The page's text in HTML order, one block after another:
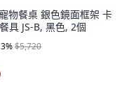
物餐桌 銀色鏡面框架 卡
具 JS-B, 黑色, 2個
3%$5,720